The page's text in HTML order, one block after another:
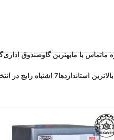
ماتماس با مابهترین گاوصندوق اداری
استانداردها7 اشتباه رایج در انتخاب و استفاده از گاوصندوق خانگی ضد حریق